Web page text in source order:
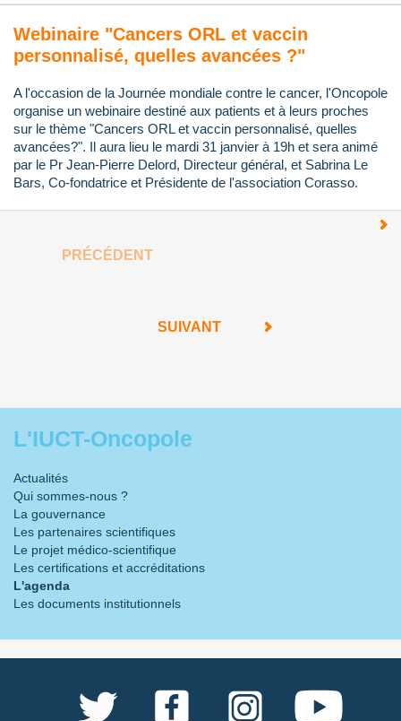
Webinaire "Cancers ORL et vaccin
personnalisé, quelles avancées ?"
A l'occasion de la Journée mondiale contre le cancer, l'Oncopole
organise un webinaire destiné aux patients et à leurs proches
sur le thème "Cancers ORL et vaccin personnalisé, quelles
avancées?". Il aura lieu le mardi 31 janvier à 19h et sera animé
par le Pr Jean-Pierre Delord, Directeur général, et Sabrina Le
Bars, Co-fondatrice et Présidente de l'association Corasso.
PRÉCÉDENT
SUIVANT
L'IUCT-Oncopole
Actualités
Qui sommes-nous ?
La gouvernance
Les partenaires scientifiques
Le projet médico-scientifique
Les certifications et accréditations
L'agenda
Les documents institutionnels